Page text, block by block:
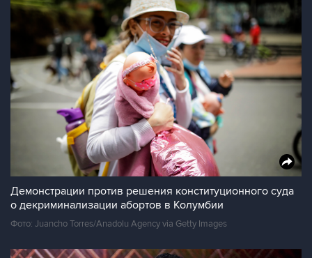
Демонстрации против решения конституционного суда
о декриминализации абортов в Колумбии
Фото: Juancho Torres/Anadolu Agency via Getty Images